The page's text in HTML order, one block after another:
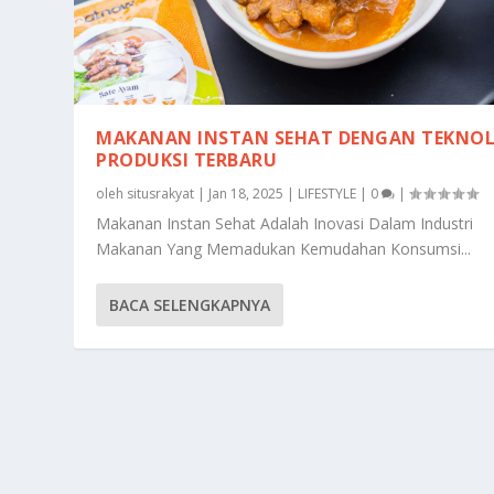
MAKANAN INSTAN SEHAT DENGAN
PRODUKSI TERBARU
oleh situsrakyat | Jan 18, 2025 | LIFESTYLE | 0 |
Makanan Instan Sehat Adalah Inovasi Dalam Industri
Makanan Yang Memadukan Kemudahan Konsumsi...
BACA SELENGKAPNYA